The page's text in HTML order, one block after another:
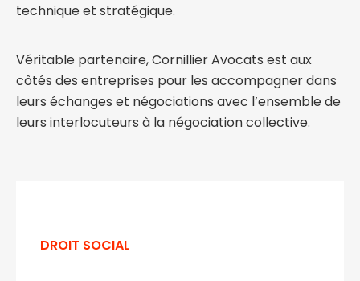
technique et stratégique.
Véritable partenaire, Cornillier Avocats est aux
côtés des entreprises pour les accompagner dans
leurs échanges et négociations avec l’ensemble de
leurs interlocuteurs à la négociation collective.
DROIT SOCIAL